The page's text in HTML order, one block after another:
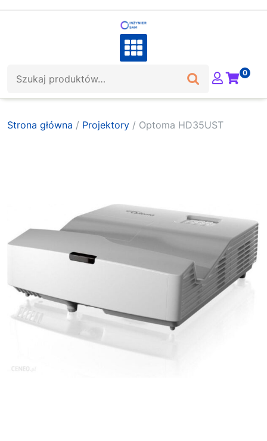
0
Strona główna / Projektory / Optoma HD35UST